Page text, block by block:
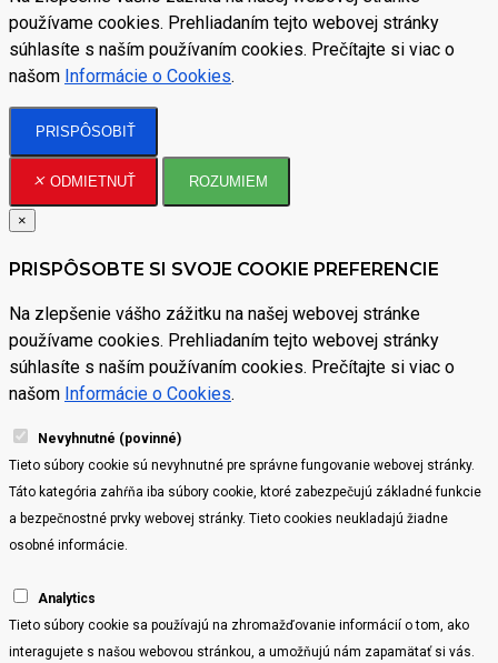
používame cookies. Prehliadaním tejto webovej stránky
súhlasíte s naším používaním cookies. Prečítajte si viac o
našom Informácie o Cookies.
PRISPÔSOBIŤ
ODMIETNUŤ ROZUMIEM
×
PRISPÔSOBTE SI SVOJE COOKIE PREFERENCIE
Na zlepšenie vášho zážitku na našej webovej stránke
používame cookies. Prehliadaním tejto webovej stránky
súhlasíte s naším používaním cookies. Prečítajte si viac o
našom Informácie o Cookies.
Nevyhnutné (povinné)
Tieto súbory cookie sú nevyhnutné pre správne fungovanie webovej stránky.
Táto kategória zahŕňa iba súbory cookie, ktoré zabezpečujú základné funkcie
a bezpečnostné prvky webovej stránky. Tieto cookies neukladajú žiadne
osobné informácie.
Analytics
Tieto súbory cookie sa používajú na zhromažďovanie informácií o tom, ako
interagujete s našou webovou stránkou, a umožňujú nám zapamätať si vás.